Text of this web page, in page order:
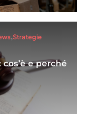
,Strategie
e perché